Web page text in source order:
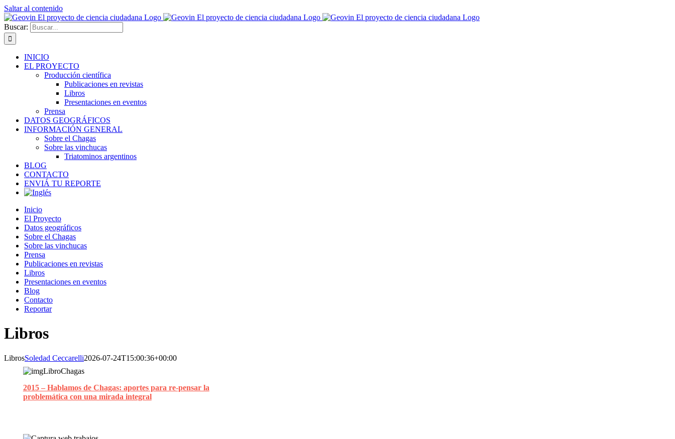
Saltar al contenido
Buscar:
INICIO
EL PROYECTO
Producción científica
Publicaciones en revistas
Libros
Presentaciones en eventos
Prensa
DATOS GEOGRÁFICOS
INFORMACIÓN GENERAL
Sobre el Chagas
Sobre las vinchucas
Triatominos argentinos
BLOG
CONTACTO
ENVIÁ TU REPORTE
Inicio
El Proyecto
Datos geográficos
Sobre el Chagas
Sobre las vinchucas
Prensa
Publicaciones en revistas
Libros
Presentaciones en eventos
Blog
Contacto
Reportar
Libros
LibrosSoledad Ceccarelli2026-07-24T15:00:36+00:00
2015 – Hablamos de Chagas: aportes para re-pensar la
problemática con una mirada integral